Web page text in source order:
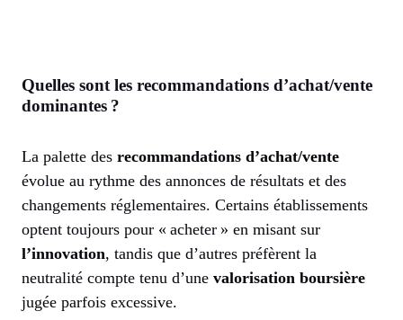
Quelles sont les recommandations d’achat/vente
dominantes ?
La palette des recommandations d’achat/vente
évolue au rythme des annonces de résultats et des
changements réglementaires. Certains établissements
optent toujours pour « acheter » en misant sur
l’innovation, tandis que d’autres préfèrent la
neutralité compte tenu d’une valorisation boursière
jugée parfois excessive.